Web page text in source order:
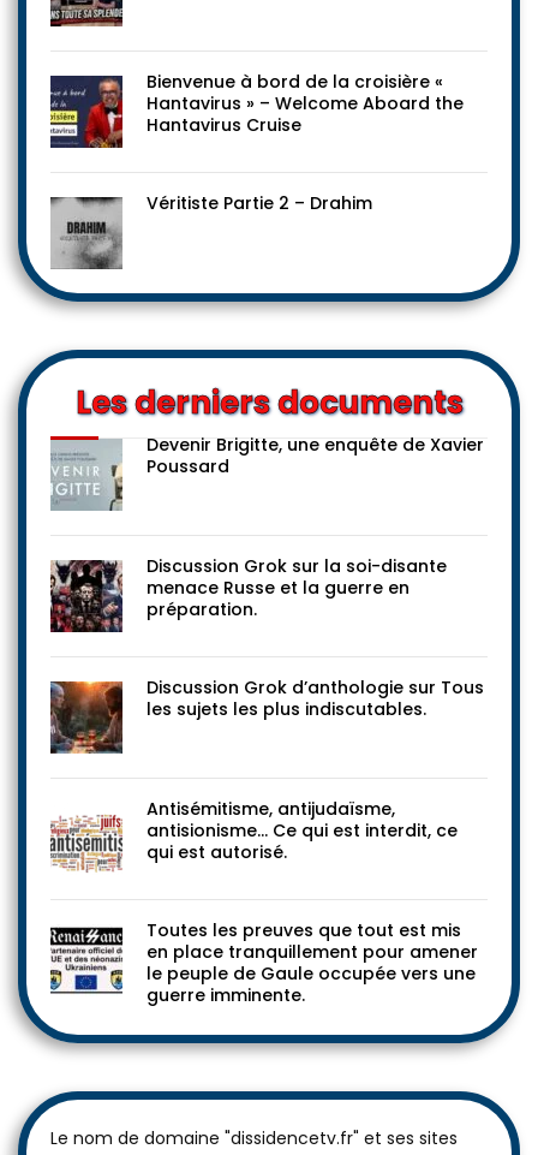
Bienvenue à bord de la croisière «
Hantavirus » – Welcome Aboard the
Hantavirus Cruise
Véritiste Partie 2 – Drahim
Les derniers documents
Devenir Brigitte, une enquête de Xavier
Poussard
Discussion Grok sur la soi-disante
menace Russe et la guerre en
préparation.
Discussion Grok d’anthologie sur Tous
les sujets les plus indiscutables.
Antisémitisme, antijudaïsme,
antisionisme… Ce qui est interdit, ce
qui est autorisé.
Toutes les preuves que tout est mis
en place tranquillement pour amener
le peuple de Gaule occupée vers une
guerre imminente.
Le nom de domaine "dissidencetv.fr" et ses sites